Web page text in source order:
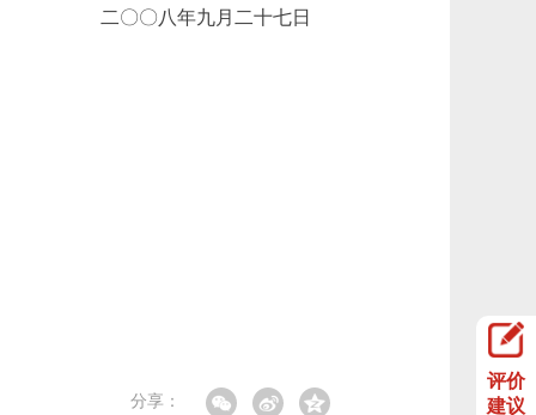
〇〇八年九月二十七日
分享：
评价
建议